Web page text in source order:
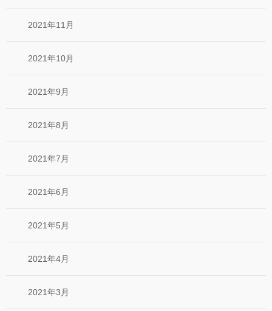
2021年11月
2021年10月
2021年9月
2021年8月
2021年7月
2021年6月
2021年5月
2021年4月
2021年3月